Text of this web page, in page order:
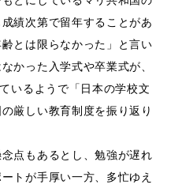
績次第で留年することがあ
とは限らなかった」と言い
かった入学式や卒業式が、
いるようで「日本の学校文
厳しい教育制度を振り返り
点もあるとし、勉強が遅れ
トが手厚い一方、多忙ゆえ